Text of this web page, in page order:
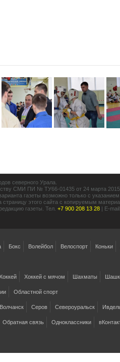
северного Урала.
СМИ ПИ № ТУ66-01435 от 24 марта 2015
газеты возможно только с указанием
этого сайта с копируемым
газеты. Тел. +7 900 208 13 28| E-mail:
Бокс Волейбол Велоспорт Коньки
Хоккей с мячом Шахматы
Областной спорт
Волчанск Серов Североуральск
Обратная связь Одноклассники